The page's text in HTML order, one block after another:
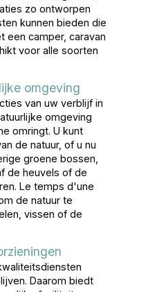
zo ontworpen
kunnen bieden die
een camper, caravan
voor alle soorten
omgeving
van uw verblijf in
omgeving
omringt. U kunt
de natuur, of u nu
groene bossen,
de heuvels of de
Le temps d'une
de natuur te
vissen of de
Daarom biedt